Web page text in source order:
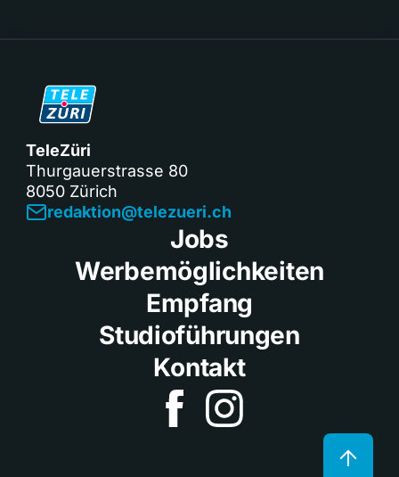
TeleZüri
Thurgauerstrasse 80
8050 Zürich
redaktion@telezueri.ch
Jobs
Werbemöglichkeiten
Empfang
Studioführungen
Kontakt